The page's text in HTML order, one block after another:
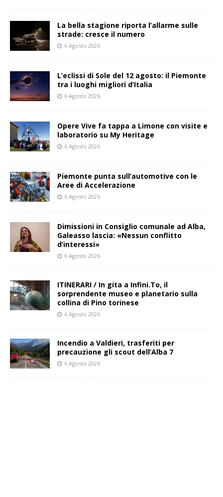
La bella stagione riporta l’allarme sulle
strade: cresce il numero
6 Agosto 2026
L’eclissi di Sole del 12 agosto: il Piemonte
tra i luoghi migliori d’Italia
6 Agosto 2026
Opere Vive fa tappa a Limone con visite e
laboratorio su My Heritage
6 Agosto 2026
Piemonte punta sull’automotive con le
Aree di Accelerazione
6 Agosto 2026
Dimissioni in Consiglio comunale ad Alba,
Galeasso lascia: «Nessun conflitto
d’interessi»
6 Agosto 2026
ITINERARI / In gita a Infini.To, il
sorprendente museo e planetario sulla
collina di Pino torinese
6 Agosto 2026
Incendio a Valdieri, trasferiti per
precauzione gli scout dell’Alba 7
6 Agosto 2026